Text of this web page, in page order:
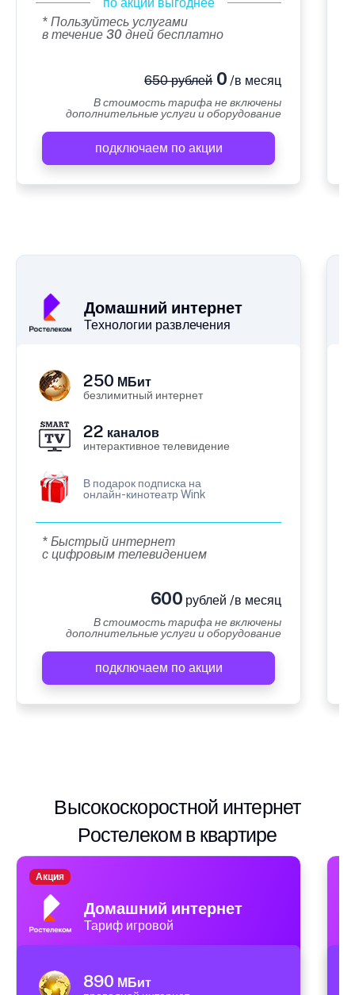
* Пользуйтесь услугами
в течение 30 дней бесплатно
650 рублей0 /в месяц
В стоимость тарифа не включены
дополнительные услуги и оборудование
подключаем по акции
Домашний интернет
Технологии развлечения
250 МБит
безлимитный интернет
22 каналов
интерактивное телевидение
В подарок подписка на
онлайн-кинотеатр Wink
* Быстрый интернет
с цифровым телевидением
600 рублей /в месяц
В стоимость тарифа не включены
дополнительные услуги и оборудование
подключаем по акции
Высокоскоростной интернет
Ростелеком в квартире
Домашний интернет
Тариф игровой
Акция
890 МБит